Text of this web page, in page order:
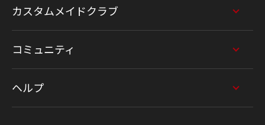
カスタムメイドクラブ
コミュニティ
ヘルプ